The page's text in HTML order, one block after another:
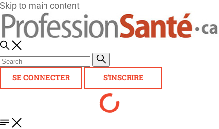
Skip to main content
SE CONNECTER S'INSCRIRE